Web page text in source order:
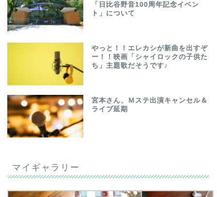
「日比谷野音100周年記念イベン
ト」について
やっと！！エレカシが新曲を出すぞ
ー！！映画「シャイロックの子供た
ち」主題歌だそうです♪
宮本さん、Ｍステ出演キャンセル＆
ライブ延期
マイギャラリー